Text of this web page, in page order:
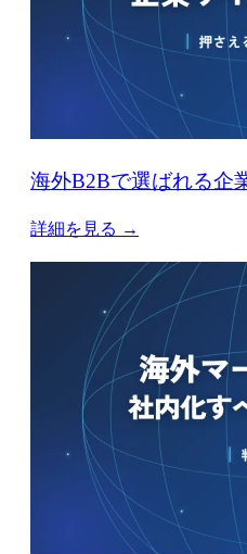
海外B2Bで選ばれる企
詳細を見る →